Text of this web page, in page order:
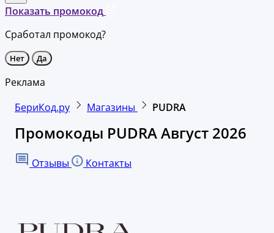
Показать промокод
Сработал промокод?
Нет Да
Реклама
БериКод.ру
Магазины PUDRA
Промокоды PUDRA Август 2026
Отзывы Контакты